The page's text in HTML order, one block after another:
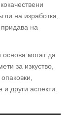
на изработка,
на
могат да
за изкуство,
и други аспекти.